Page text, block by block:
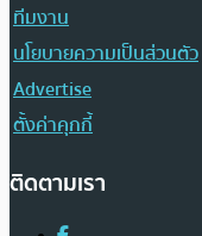
ทีมงาน
นโยบายความเป็นส่วนตัว
Advertise
ตั้งค่าคุกกี้
ติดตามเรา